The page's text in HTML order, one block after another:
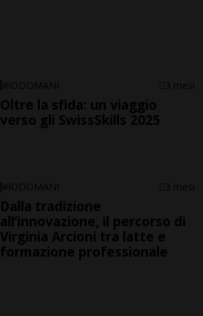
#IODOMANI 3 mesi
Oltre la sfida: un viaggio
verso gli SwissSkills 2025
#IODOMANI 3 mesi
Dalla tradizione
all’innovazione, il percorso di
Virginia Arcioni tra latte e
formazione professionale